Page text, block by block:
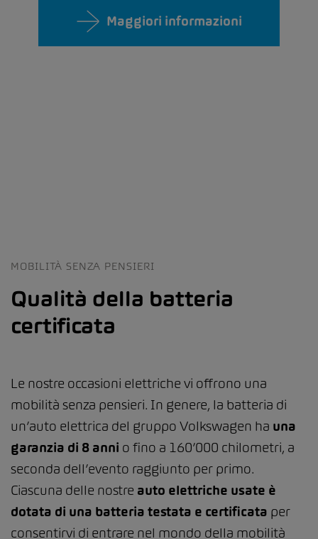
Maggiori informazioni
MOBILITÀ SENZA PENSIERI
Qualità della batteria
certificata
Le nostre occasioni elettriche vi offrono una
mobilità senza pensieri. In genere, la batteria di
un’auto elettrica del gruppo Volkswagen ha una
garanzia di 8 anni o fino a 160’000 chilometri, a
seconda dell’evento raggiunto per primo.
Ciascuna delle nostre auto elettriche usate è
dotata di una batteria testata e certificata per
consentirvi di entrare nel mondo della mobilità